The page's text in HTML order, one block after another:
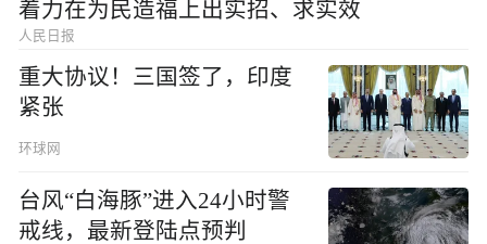
着力在为民造福上出实招、求实效
人民日报
重大协议！三国签了，印度
紧张
环球网
台风“白海豚”进入24小时警
戒线，最新登陆点预判